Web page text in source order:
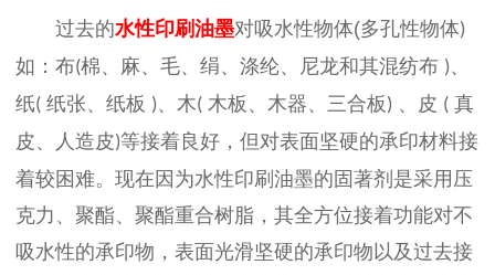
过去的水性印刷油墨对吸水性物体(多孔性物体)
如：布(棉、麻、毛、绢、涤纶、尼龙和其混纺布 )、
纸( 纸张、纸板 )、木( 木板、木器、三合板) 、皮 ( 真
皮、人造皮)等接着良好，但对表面坚硬的承印材料接
着较困难。现在因为水性印刷油墨的固著剂是采用压
克力、聚酯、聚酯重合树脂，其全方位接着功能对不
吸水性的承印物，表面光滑坚硬的承印物以及过去接